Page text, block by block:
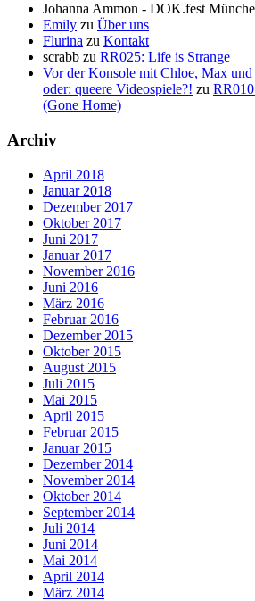
Johanna Ammon - DOK.fest
Emily zu Über uns
Flurina zu Kontakt
scrabb zu RR025: Life is Strange
Vor der Konsole mit Chloe, Max
oder: queere Videospiele?! zu
(Gone Home)
Archiv
April 2018
Januar 2018
Dezember 2017
Oktober 2017
Juni 2017
Januar 2017
November 2016
Juni 2016
März 2016
Februar 2016
Dezember 2015
Oktober 2015
August 2015
Juli 2015
Mai 2015
April 2015
Februar 2015
Januar 2015
Dezember 2014
November 2014
Oktober 2014
September 2014
Juli 2014
Juni 2014
Mai 2014
April 2014
März 2014